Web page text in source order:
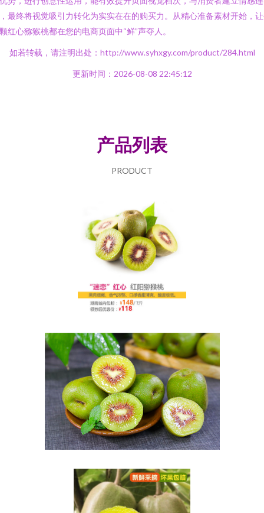
最终将视觉吸引力转化为实实在在的购买力。从精心准备素材开始，
红心猕猴桃都在您的电商页面中“鲜”声夺人。
如若转载，请注明出处：http://www.syhxgy.com/product/284.html
更新时间：2026-08-08 22:45:12
产品列表
PRODUCT